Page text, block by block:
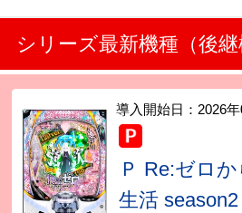
シリーズ最新機種（後
導入開始日： 2026
Ｐ Re:ゼロ
生活